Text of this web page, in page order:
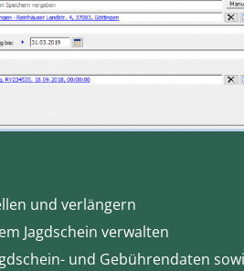
und verlängern
Jagdschein verwalten
und Gebührendaten